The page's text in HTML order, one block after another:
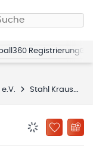
Registrierung
Stahl Krauschwitz
ZU